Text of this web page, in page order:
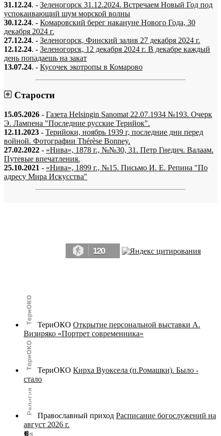
31.12.24. - Зеленогорск 31.12.2024. Встречаем Новый Год под
успокаивающий шум морской волны
30.12.24. - Комаровский берег накануне Нового Года, 30
декабря 2024 г.
27.12.24. - Зеленогорск, Финский залив 27 декабря 2024 г.
12.12.24. - Зеленогорск, 12 декабря 2024 г. В декабре каждый
день попадаешь на закат
13.07.24. - Кусочек экотропы в Комарово
Старости
15.05.2026 - Газета Helsingin Sanomat 22.07.1934 №193. Очерк
Э. Лампена "Последние русские Терийок".
12.11.2023 - Терийоки, ноябрь 1939 г, последние дни перед
войной. Фотографии Thérèse Bonney.
27.02.2022 - «Нива», 1878 г., №№30, 31. Петр Гнедич. Валаам.
Путевые впечатления.
25.10.2021 - «Нива», 1899 г., №15. Письмо И. Е. Репина "По
адресу Мира Искусства"
120
ТериОКО Открытие персональной выставки А.
Визиряко «Портрет современника»
ТериОКО Кирха Вуоксела (п.Ромашки). Было -
стало
Православный приход Расписание богослужений на
август 2026 г.